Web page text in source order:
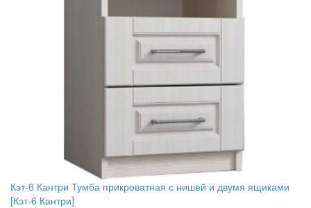
Кэт-6 Кантри Тумба прикроватная с нишей и двумя ящиками
[Кэт-6 Кантри]